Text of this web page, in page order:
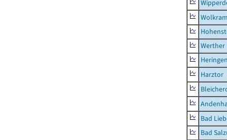
Werther
Harztor
Bad
Bad